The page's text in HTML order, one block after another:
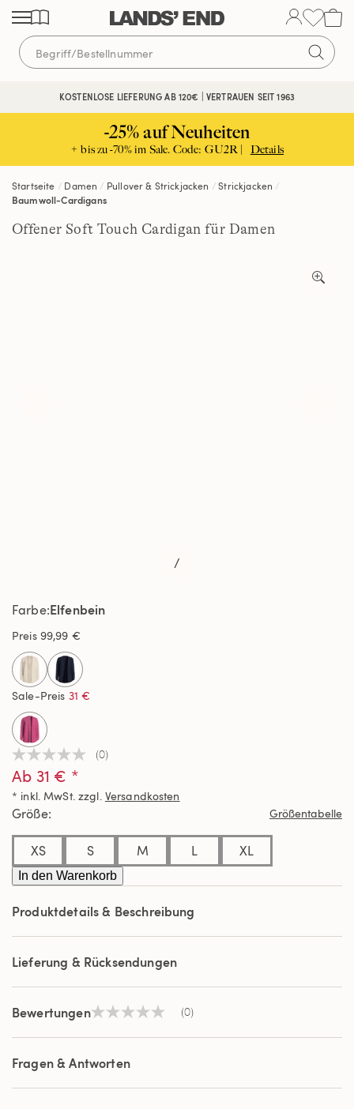
Direkt
zum
Inhalt
Direkt
zur
Navigation
Direkt
zur
Suche
KOSTENLOSE LIEFERUNG AB 120€ | VERTRAUEN SEIT 1963
-25% auf Neuheiten
+ bis zu -70% im Sale. Code: GU2R | Details
Startseite Damen Pullover & Strickjacken
Strickjacken
Baumwoll-Cardigans
Offener Soft Touch Cardigan für Damen
/
Kein
Beurteilungswert
Link
auf
derselben
(0)
Ab 31 € *
* inkl. MwSt. zzgl. Versandkosten
Farbe Elfenbein
Preis 99,99 €
selected
Sale-Preis 31 €
Größe Größentabelle
XS S M L XL
In den Warenkorb
Produktdetails & Beschreibung
Lieferung & Rücksendungen
BewertungenKein
Link
derselben
(0)
Fragen & Antworten